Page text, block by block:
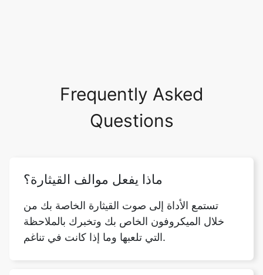
Frequently Asked
Questions
ماذا يفعل موالف القيثارة؟
تستمع الأداة إلى صوت القيثارة الخاصة بك من
خلال الميكروفون الخاص بك وتخبرك بالملاحظة
التي تلعبها وما إذا كانت في تناغم.